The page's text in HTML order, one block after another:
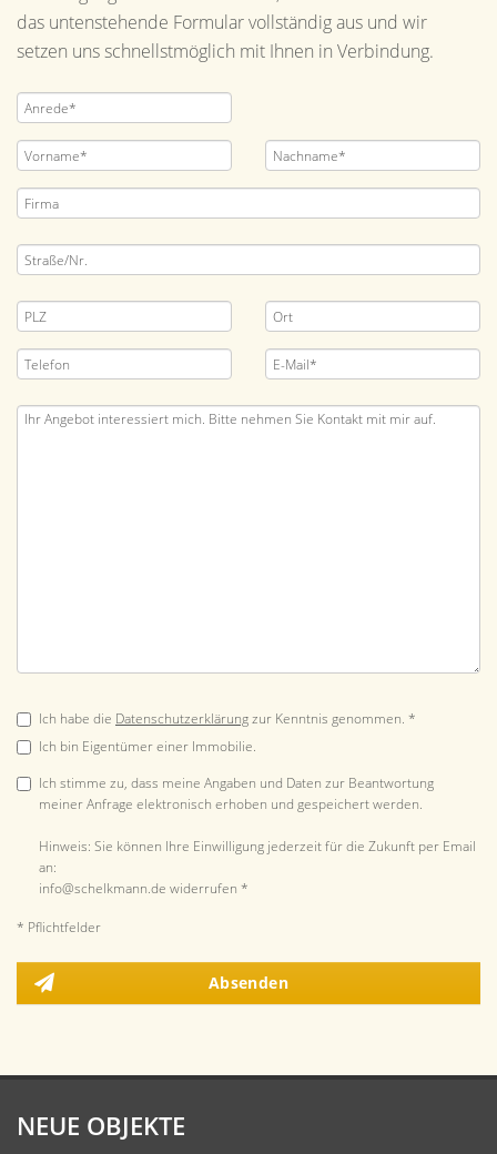
das untenstehende Formular vollständig aus und wir
setzen uns schnellstmöglich mit Ihnen in Verbindung.
Ich habe die Datenschutzerklärungzur Kenntnis genommen. *
Ich bin Eigentümer einer Immobilie.
Ich stimme zu, dass meine Angaben und Daten zur Beantwortung
meiner Anfrage elektronisch erhoben und gespeichert werden.
Hinweis: Sie können Ihre Einwilligung jederzeit für die Zukunft per Email
an:
info@schelkmann.de widerrufen *
* Pflichtfelder
Absenden
NEUE OBJEKTE